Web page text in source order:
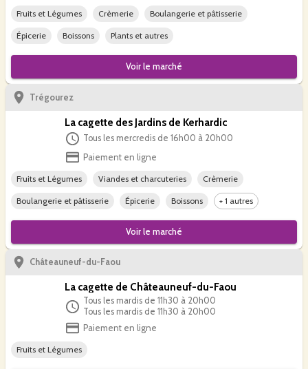
Fruits et Légumes Crèmerie Boulangerie et pâtisserie
Épicerie Boissons Plants et autres
Voir le marché
Trégourez
La cagette des Jardins de Kerhardic
Tous les mercredis de 16h00 à 20h00
Paiement en ligne
Fruits et Légumes Viandes et charcuteries Crèmerie
Boulangerie et pâtisserie Épicerie Boissons + 1 autres
Voir le marché
Châteauneuf-du-Faou
La cagette de Châteauneuf-du-Faou
Tous les mardis de 11h30 à 20h00
Tous les mardis de 11h30 à 20h00
Paiement en ligne
Fruits et Légumes